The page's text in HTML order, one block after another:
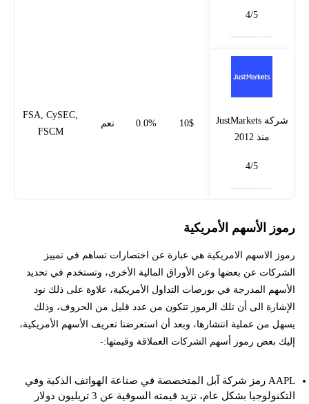
4/5
شركة JustMarkets
منذ 2012
4/5
10$
0.0% نعم
FSA, CySEC,
FSCM
رموز الأسهم الأمريكية
رموز الاسهم الامريكية هي عبارة عن اختصارات تساهم في تمييز
الشركات عن بعضها وعن الأوراق المالية الأخرى، وتستخدم في تحديد
الأسهم المدرجة في بورصات التداول الأمريكية، علاوة على ذلك نود
الإشارة الى أن تلك الرموز تتكون من عدد قليل من الحروف، وذلك
يسهل من عملية انتشارها، وبعد أن استعرضنا تعريف الأسهم الأمريكية،
إليك بعض رموز أسهم الشركات العملاقة وقيمتها:-
AAPL رمز شركة آبل المتخصصة في صناعة الهواتف الذكية وفي
التكنولوجيا بشكل عام، تزيد قيمته السوقية عن 3 تريليون دولار